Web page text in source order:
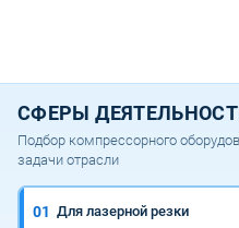
СФЕРЫ
Подбор компрессорного
задачи отрасли
01 Для лазерной резки